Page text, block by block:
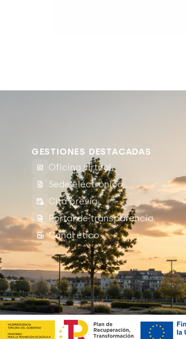
GESTIONES DESTACADAS
Oficina virtual
Sede electrónica
Cita previa
Portal de transparencia
Canal ético